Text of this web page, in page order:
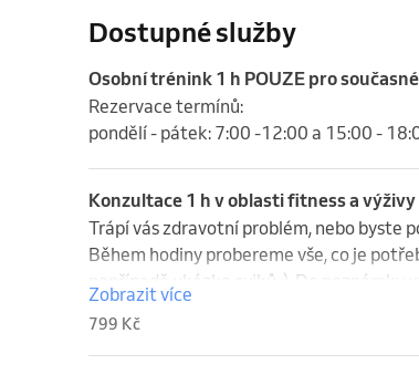
Dostupné služby
Osobní trénink 1 h POUZE pro
Rezervace termínů:
pondělí - pátek: 7:00 -12:00 a 15:00 -
Konzultace 1 h v oblasti fitness a výživy
Trápí vás zdravotní problém, nebo byste
Během hodiny probereme vše, co je
popřípadě ukázka cviků :). Do
se pouze o jednorázovou lekci.
Zobrazit více
799 Kč